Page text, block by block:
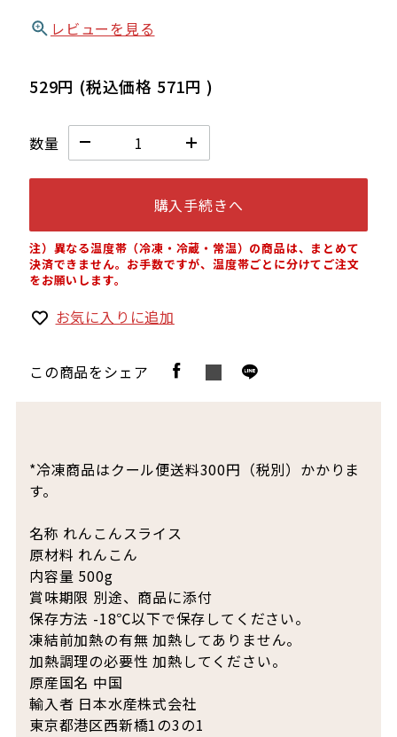
レビューを見る
529円 (税込価格 571円 )
数量
購入手続きへ
注）異なる温度帯（冷凍・冷蔵・常温）の商品は、まとめて
決済できません。お手数ですが、温度帯ごとに分けてご注文
をお願いします。
お気に入りに追加
この商品をシェア
*冷凍商品はクール便送料300円（税別）かかりま
す。
名称 れんこんスライス
原材料 れんこん
内容量 500g
賞味期限 別途、商品に添付
保存方法 -18℃以下で保存してください。
凍結前加熱の有無 加熱してありません。
加熱調理の必要性 加熱してください。
原産国名 中国
輸入者 日本水産株式会社
東京都港区西新橋1の3の1